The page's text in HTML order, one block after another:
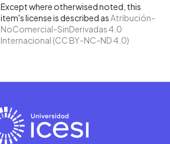
Except where otherwised noted, this
item's license is described asAtribución-
NoComercial-SinDerivadas 4.0
Internacional (CC BY-NC-ND 4.0)